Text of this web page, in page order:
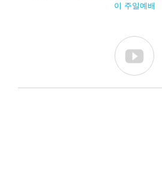
이 주일예배
